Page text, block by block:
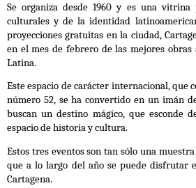
Se organiza desde 1960 y es una vitrina
culturales y de la identidad
proyecciones gratuitas en la ciudad,
en el mes de febrero delas mejores obras
Latina.
Este espacio de carácter internacional, que
número 52, se ha convertido en un imán
buscan un destino mágico, que esconde
espacio de historia y cultura.
Estos tres eventos son tan sólo una
que a lo largo del año se puede disfrutar
Cartagena.